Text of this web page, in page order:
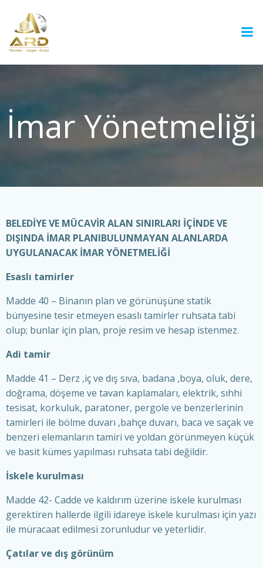
İmar Yönetmeliği
BELEDİYE VE MÜCAVİR ALAN SINIRLARI İÇİNDE VE
DIŞINDA İMAR PLANIBULUNMAYAN ALANLARDA
UYGULANACAK İMAR YÖNETMELİĞİ
Esaslı tamirler
Madde 40 – Binanın plan ve görünüşüne statik
bünyesine tesir etmeyen esaslı tamirler ruhsata tabi
olup; bunlar için plan, proje resim ve hesap istenmez.
Adi tamir
Madde 41 – Derz ,iç ve dış sıva, badana ,boya, oluk, dere,
doğrama, döşeme ve tavan kaplamaları, elektrik, sıhhi
tesisat, korkuluk, paratoner, pergole ve benzerlerinin
tamirleri ile bölme duvarı ,bahçe duvarı, baca ve saçak ve
benzeri elemanların tamiri ve yoldan görünmeyen küçük
ve basit kümes yapılması ruhsata tabi değildir.
İskele kurulması
Madde 42- Cadde ve kaldırım üzerine iskele kurulması
gerektiren hallerde ilgili idareye iskele kurulması için yazı
ile müracaat edilmesi zorunludur ve yeterlidir.
Çatılar ve dış görünüm